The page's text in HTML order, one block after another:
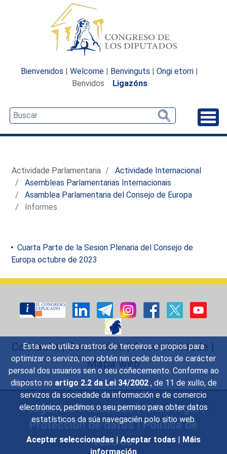
Esta web utiliza rastros de terceiros e propios para
optimizar o servizo, non obtén nin cede datos de carácter
persoal dos usuarios sen o seu coñecemento. Conforme ao
disposto no artigo 2.2 da Lei 34/2002 , de 11 de xullo, de
servizos da sociedade da información e de comercio
electrónico, pedimos o seu permiso para obter datos
estatísticos da súa navegacién polo sitio web.
Aceptar seleccionadas | Aceptar todas | Máis
información
Bienvenidos | Welcome | Benvinguts | Ongi etorri |
Benvidos Ligazóns
Actividade Parlamentaria
Actividade Internacional
Asembleas Parlamentarias Internacionais
Asamblea Parlamentaria del Consejo de Europa
Informes
Cuarta Parte de la Sesion Plenaria del Consejo de
Europa octubre de 2023
Contacto|Suxestións|Accesibilidade |
Mapa web
Preguntas frecuentes|Aviso legal|
Protección de datos|Política de
rastros